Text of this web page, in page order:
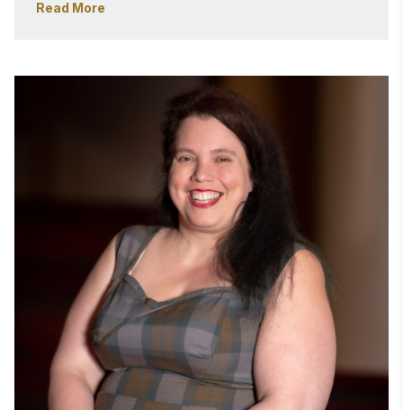
ログやオンラインニュースレターへの記事提供を担当。現
ーヨークのバルーク大学で経営管理の修了証を取得。ウィ
ーン大学ではドイツ語、フランス語、スペイン語を学ん
Read More